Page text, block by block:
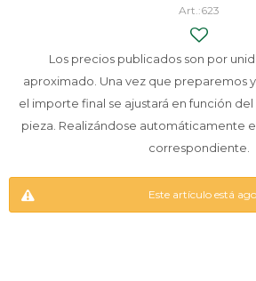
623
Los precios publicados son por
aproximado. Una vez que preparemos
el importe final se ajustará en función
pieza. Realizándose automáticamente
correspondiente.
Este artículo está